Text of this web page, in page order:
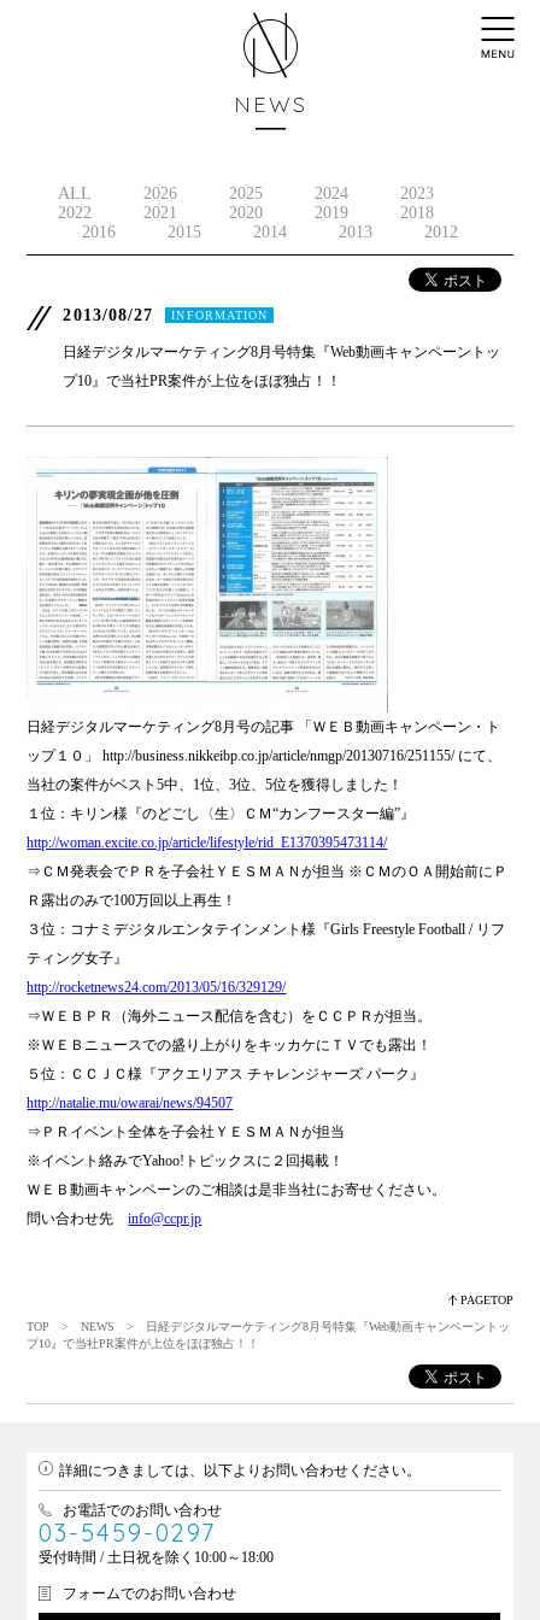
NEWS
ALL 2026 2025 2024
2023
2022
2021 2020 2019
2018
2016
2015 2014 2013 2012
2013/08/27 INFORMATION
日経デジタルマーケティング8月号特集『Web動画キャンペーントッ
プ10』で当社PR案件が上位をほぼ独占！！
日経デジタルマーケティング8月号の記事 「ＷＥＢ動画キャンペーン・ト
ップ１０」 http://business.nikkeibp.co.jp/article/nmgp/20130716/251155/ にて、
当社の案件がベスト5中、1位、3位、5位を獲得しました！
１位：キリン様『のどごし〈生〉ＣＭ“カンフースター編”』
http://woman.excite.co.jp/article/lifestyle/rid_E1370395473114/
⇒ＣＭ発表会でＰＲを子会社ＹＥＳＭＡＮが担当 ※ＣＭのＯＡ開始前にＰ
Ｒ露出のみで100万回以上再生！
３位：コナミデジタルエンタテインメント様『Girls Freestyle Football / リフ
ティング女子』
http://rocketnews24.com/2013/05/16/329129/
⇒ＷＥＢＰＲ（海外ニュース配信を含む）をＣＣＰＲが担当。
※ＷＥＢニュースでの盛り上がりをキッカケにＴＶでも露出！
５位：ＣＣＪＣ様『アクエリアス チャレンジャーズ パーク』
http://natalie.mu/owarai/news/94507
⇒ＰＲイベント全体を子会社ＹＥＳＭＡＮが担当
※イベント絡みでYahoo!トピックスに２回掲載！
ＷＥＢ動画キャンペーンのご相談は是非当社にお寄せください。
問い合わせ先info@ccpr.jp
PAGETOP
TOP
>NEWS
> 日経デジタルマーケティング8月号特集『Web動画キャンペーントッ
プ10』で当社PR案件が上位をほぼ独占！！
詳細につきましては、以下よりお問い合わせください。
お電話でのお問い合わせ
03-5459-0297
受付時間 / 土日祝を除く10:00～18:00
フォームでのお問い合わせ